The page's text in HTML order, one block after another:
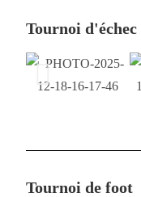
Tournoi d'échec
Tournoi de foot